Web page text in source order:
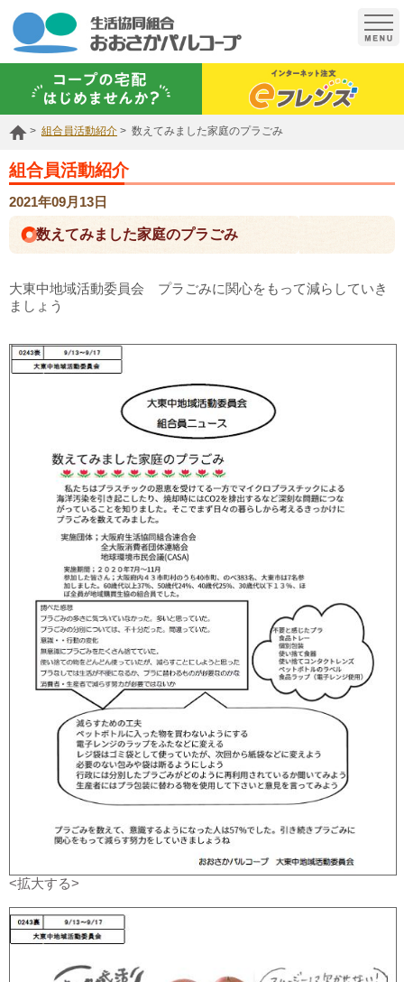
t
o
g
組合員活動紹介 数えてみました家庭のプラごみ
組合員活動紹介
2021年09月13日
数えてみました家庭のプラごみ
大東中地域活動委員会 プラごみに関心をもって減らしていき
ましょう
<拡大する>